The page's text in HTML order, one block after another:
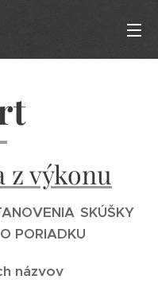
z výkonu
SKÚŠKY
PORIADKU
názvov